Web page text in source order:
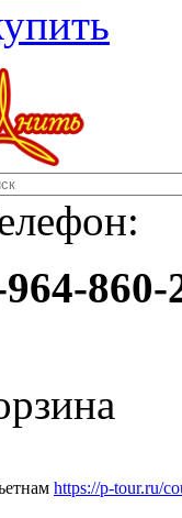
860-
https://p-tour.ru/